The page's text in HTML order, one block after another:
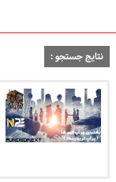
نتایج جستجو :